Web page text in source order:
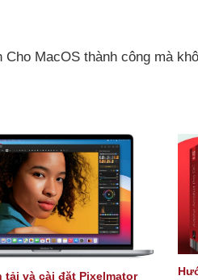
MacOS thành công mà
tải và cài đặt Pixelmator